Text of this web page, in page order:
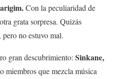
Con la peculiaridad de
grata sorpresa. Quizás
no estuvo mal.
gran descubrimiento: Sinkane,
miembros que mezcla música